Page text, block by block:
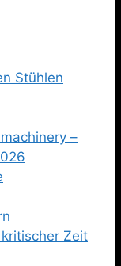
Stühlen
–
Zeit